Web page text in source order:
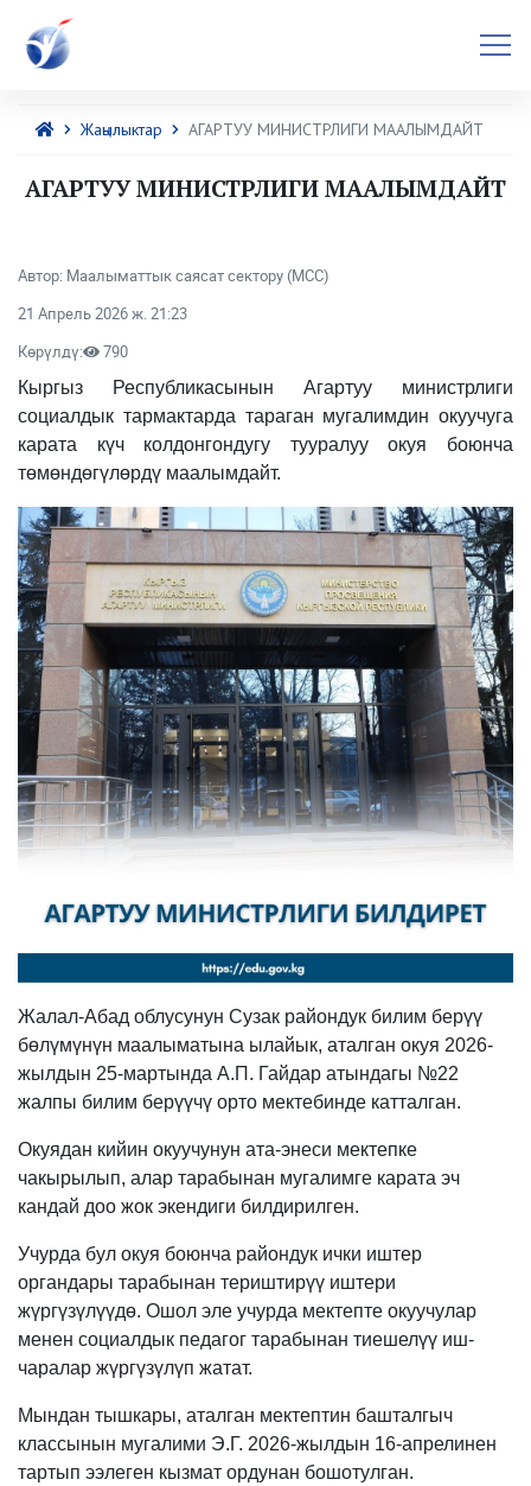
Жаңылыктар АГАРТУУ МИНИСТРЛИГИ МААЛЫМДАЙТ
АГАРТУУ МИНИСТРЛИГИ МААЛЫМДАЙТ
Автор: Маалыматтык саясат сектору (МСС)
21 Апрель 2026 ж. 21:23
Көрүлдү:
790
Кыргыз Республикасынын Агартуу министрлиги
социалдык тармактарда тараган мугалимдин окуучуга
карата күч колдонгондугу тууралуу окуя боюнча
төмөндөгүлөрдү маалымдайт.
Жалал-Абад облусунун Сузак райондук билим берүү
бөлүмүнүн маалыматына ылайык, аталган окуя 2026-
жылдын 25-мартында А.П. Гайдар атындагы №22
жалпы билим берүүчү орто мектебинде катталган.
Окуядан кийин окуучунун ата-энеси мектепке
чакырылып, алар тарабынан мугалимге карата эч
кандай доо жок экендиги билдирилген.
Учурда бул окуя боюнча райондук ички иштер
органдары тарабынан териштирүү иштери
жүргүзүлүүдө. Ошол эле учурда мектепте окуучулар
менен социалдык педагог тарабынан тиешелүү иш-
чаралар жүргүзүлүп жатат.
Мындан тышкары, аталган мектептин башталгыч
классынын мугалими Э.Г. 2026-жылдын 16-апрелинен
тартып ээлеген кызмат ордунан бошотулган.